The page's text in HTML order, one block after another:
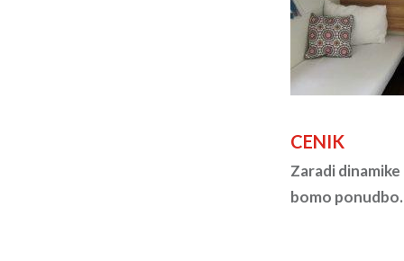
CENIK
Zaradi
bomo ponudbo.